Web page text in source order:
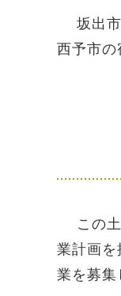
坂出市
西予市の
この土
業計画
業を募集